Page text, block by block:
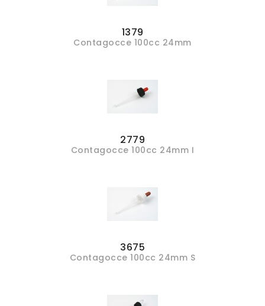
1379
Contagocce 100cc 24mm
2779
Contagocce 100cc 24mm I
3675
Contagocce 100cc 24mm S